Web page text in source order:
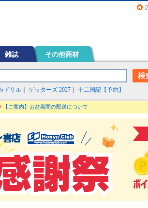
雑誌 その他商材
ドリル ゲッターズ 2027 十二国記【予約】
【ご案内】お盆期間の配送について